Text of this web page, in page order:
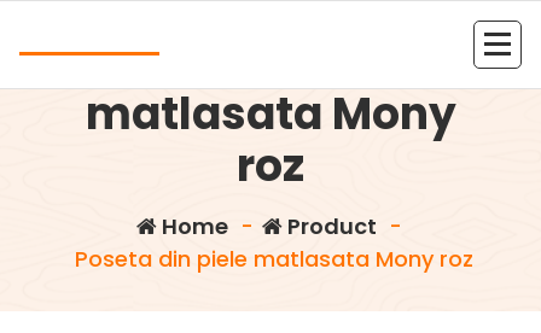
Poseta din piele
matlasata Mony
roz
Home- Product -
Poseta din piele matlasata Mony roz